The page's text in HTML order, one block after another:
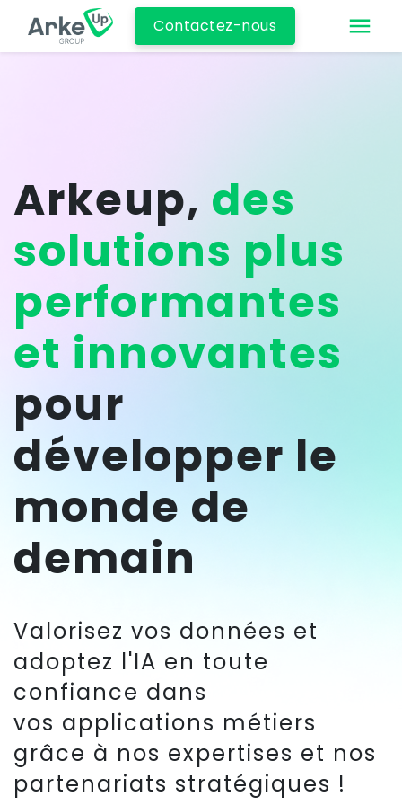
Contactez-nous
Arkeup, des
solutions plus
performantes
et innovantes
pour
développer le
monde de
demain
Valorisez vos données et
adoptez l'IA en toute
confiance dans
vos applications métiers
grâce à nos expertises et nos
partenariats stratégiques !